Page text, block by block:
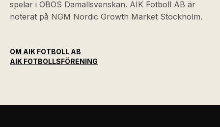
spelar i OBOS Damallsvenskan. AIK Fotboll AB är
noterat på NGM Nordic Growth Market Stockholm.
OM AIK FOTBOLL AB
AIK FOTBOLLSFÖRENING